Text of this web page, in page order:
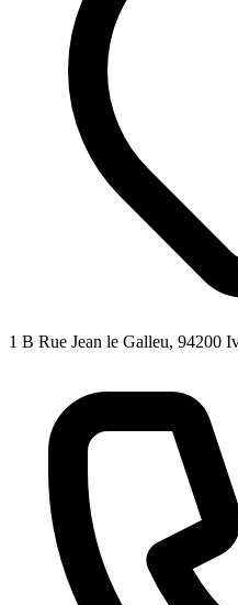
1 B Rue Jean le Galleu, 94200